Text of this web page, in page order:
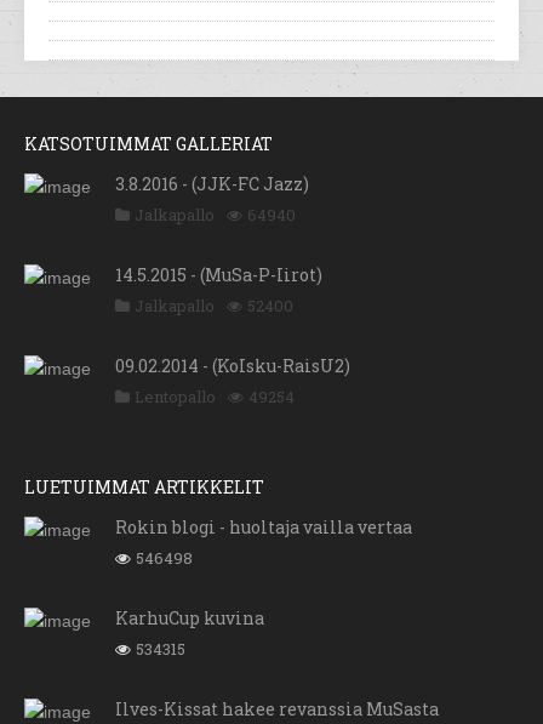
KATSOTUIMMAT GALLERIAT
3.8.2016 - (JJK-FC Jazz)
Jalkapallo 64940
14.5.2015 - (MuSa-P-Iirot)
Jalkapallo 52400
09.02.2014 - (KoIsku-RaisU2)
Lentopallo 49254
LUETUIMMAT ARTIKKELIT
Rokin blogi - huoltaja vailla vertaa
546498
KarhuCup kuvina
534315
Ilves-Kissat hakee revanssia MuSasta